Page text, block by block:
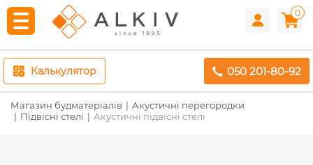
0
Калькулятор 050 201-80-92
Магазин будматеріалів
Акустичні перегородки
Підвісні стелі
Акустичні підвісні стелі